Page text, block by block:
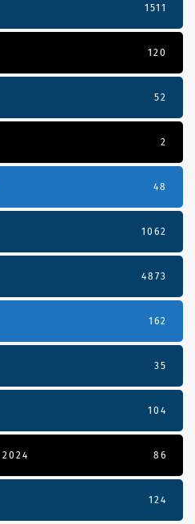
1511
120
52
2
48
1062
4873
162
35
104
2024 86
124